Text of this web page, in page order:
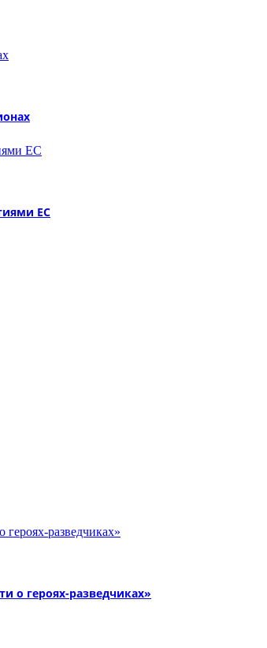
ЕС
о героях-разведчиках»